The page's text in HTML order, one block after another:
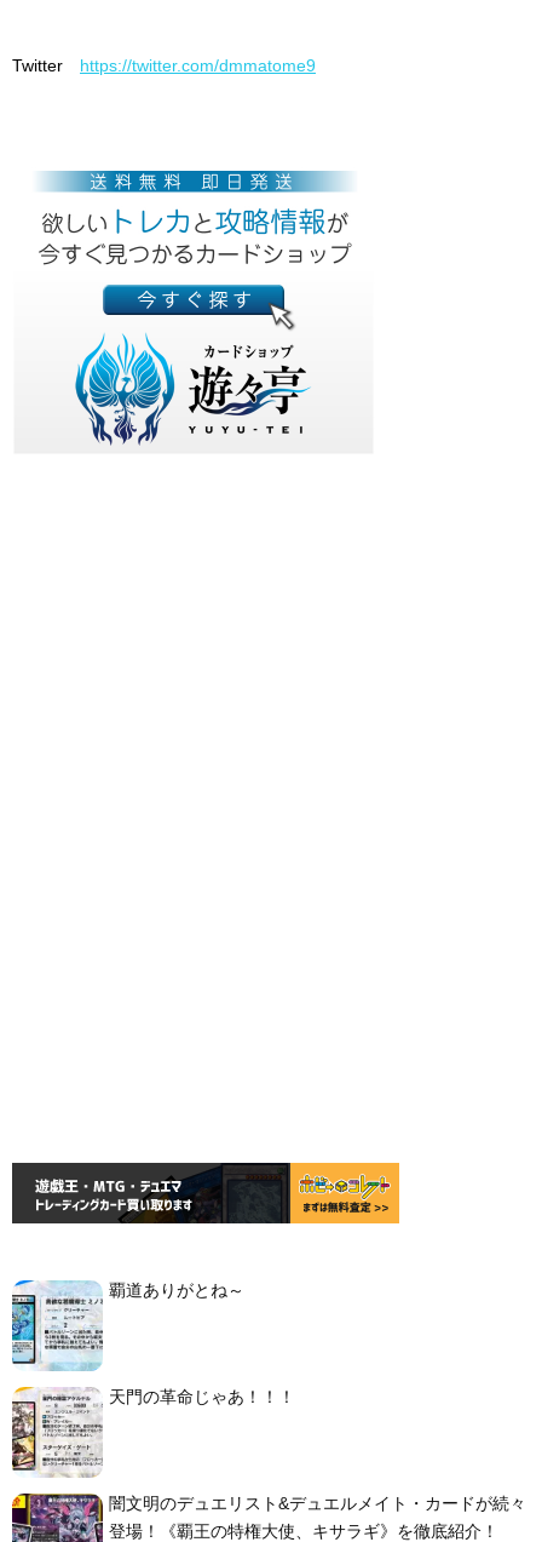
Twitter https://twitter.com/dmmatome9
覇道ありがとね～
天門の革命じゃあ！！！
闇文明のデュエリスト&デュエルメイト・カードが続々
登場！《覇王の特権大使、キサラギ》を徹底紹介！